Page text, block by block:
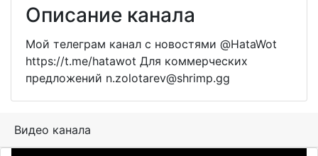
Описание канала
Мой телеграм канал с новостями @HataWot
https://t.me/hatawot Для коммерческих
предложений n.zolotarev@shrimp.gg
Видео канала